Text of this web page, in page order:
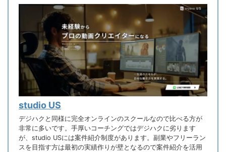
studio US
デジハクと同様に完全オンラインのスクールなので比べる方が
非常に多いです。手厚いコーチングではデジハクに劣ります
が、studio USには案件紹介制度があります。副業やフリーラン
スを目指す方は最初の実績作りが壁となるので案件紹介を活用